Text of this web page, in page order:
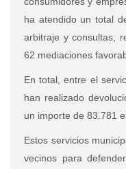
ha atendido un total
arbitraje y consultas,
62 mediaciones
En total, entre el
han realizado
un importe de 83.781
Estos servicios
vecinos para